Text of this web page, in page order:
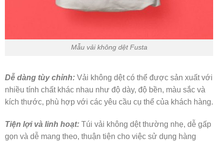
Mẫu vải không dệt Fusta
Dễ dàng tùy chỉnh: Vải không dệt có thể được sản xuất với
nhiều tính chất khác nhau như độ dày, độ bền, màu sắc và
kích thước, phù hợp với các yêu cầu cụ thể của khách hàng.
Tiện lợi và linh hoạt: Túi vải không dệt thường nhẹ, dễ gấp
gọn và dễ mang theo, thuận tiện cho việc sử dụng hàng